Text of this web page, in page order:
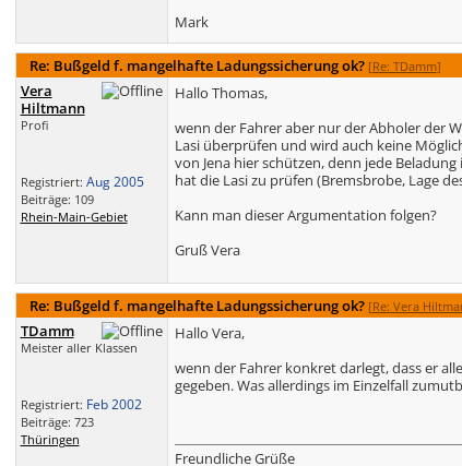
Mark
Re: Bußgeld f. mangelhafte Ladungssicherung ok? [Re: TDamm]
Vera
Hiltmann
Profi
Registriert: Aug 2005
Beiträge: 109
Rhein-Main-Gebiet
Hallo Thomas,
wenn der Fahrer aber nur der Abholer der
Lasi überprüfen und wird auch keine
von Jena hier schützen, denn jede
hat die Lasi zu prüfen (Bremsbrobe, Lage
Kann man dieser Argumentation folgen?
Gruß Vera
Re: Bußgeld f. mangelhafte Ladungssicherung ok? [Re: Vera
TDamm
Meister aller Klassen
Registriert: Feb 2002
Beiträge: 723
Thüringen
Hallo Vera,
wenn der Fahrer konkret darlegt, dass er
gegeben. Was allerdings im Einzelfall
Freundliche Grüße